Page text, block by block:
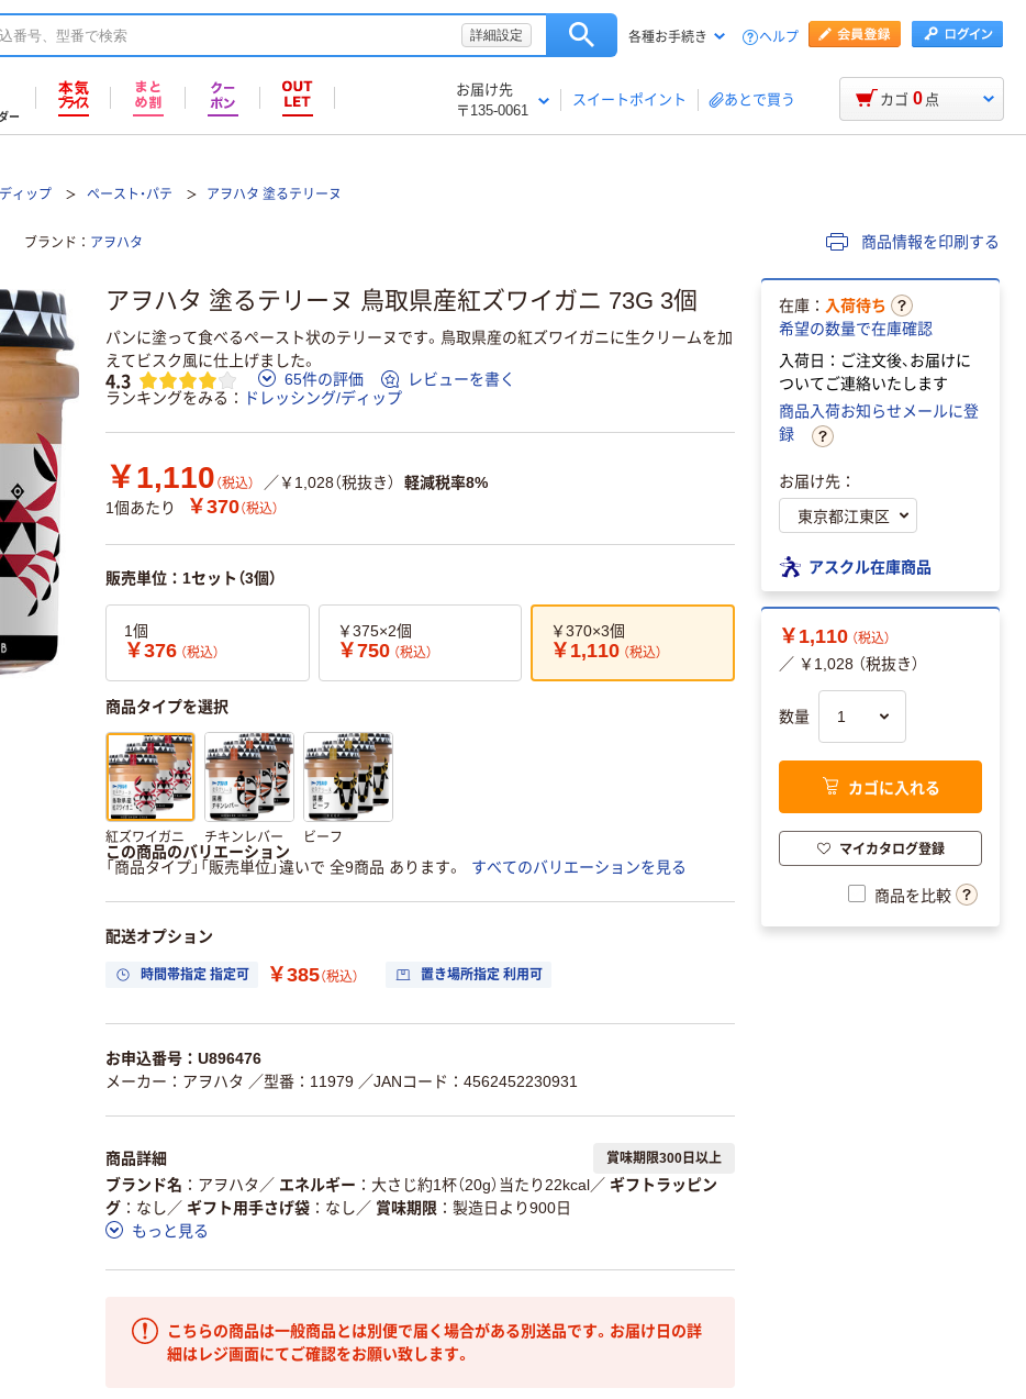
詳細設定 各種お手続き ヘルプ
ー
お届け先
〒135-0061
スイートポイント あとで買う カゴ 0 点
ィップ ペースト・パテ アヲハタ 塗るテリーヌ
ブランド アヲハタ 商品情報を印刷する
アヲハタ 塗るテリーヌ 鳥取県産紅ズワイガニ 73G 3個
パンに塗って食べるペースト状のテリーヌです。鳥取県産の紅ズワイガニに生クリームを加
えてビスク風に仕上げました。
4.3 65件の評価
レビューを書く
ランキングをみる
ドレッシング/ディップ
￥1,110 （税込） ／￥1,028（税抜き）
軽減税率8%
1個あたり
￥370（税込）
販売単位：1セット（3個）
1個
￥376 （税込）
￥375×2個
￥750 （税込）
￥370×3個
￥1,110 （税込）
商品タイプを選択
紅ズワイガニ チキンレバー ビーフ
この商品のバリエーション
「商品タイプ」「販売単位」違いで 全9商品 あります。
すべてのバリエーションを見る
配送オプション
時間帯指定 指定可 ￥385（税込） 置き場所指定 利用可
お申込番号：U896476
メーカー：アヲハタ ／型番：11979 ／JANコード：4562452230931
商品詳細 賞味期限300日以上
ブランド名 アヲハタ ／ エネルギー 大さじ約1杯（20g）当たり22kcal／ ギフトラッピン
グ
なし ／ ギフト用手さげ袋 なし ／ 賞味期限
製造日より900日
もっと見る
こちらの商品は一般商品とは別便で届く場合がある別送品です。お届け日の詳
細はレジ画面にてご確認をお願い致します。
在庫： 入荷待ち
希望の数量で在庫確認
入荷日：ご注文後、お届けに
ついてご連絡いたします
商品入荷お知らせメールに登
録
お届け先：
アスクル在庫商品
￥1,110 （税込）
／ ￥1,028 （税抜き）
数量
カゴに入れる
マイカタログ登録
商品を比較